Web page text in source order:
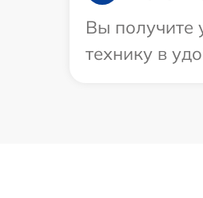
Вы получите
технику в